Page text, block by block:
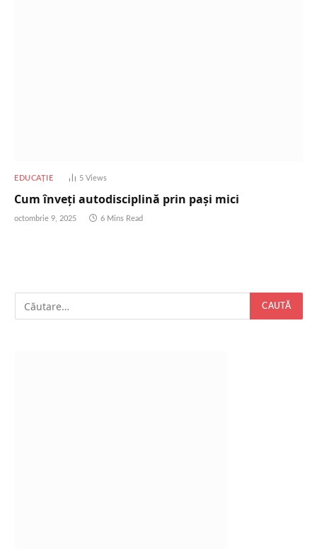
EDUCAȚIE 5Views
Cum înveți autodisciplină prin pași mici
octombrie 9, 2025 6 Mins Read